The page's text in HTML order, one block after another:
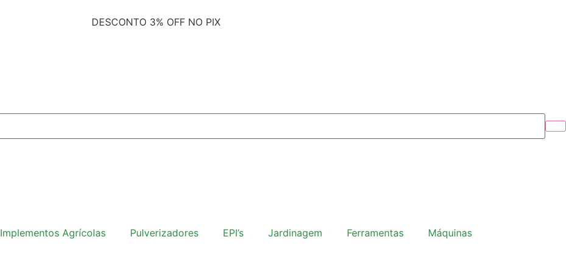
DESCONTO 3% OFF NO PIX
Implementos Agrícolas Pulverizadores EPI’s Jardinagem Ferramentas Máquinas